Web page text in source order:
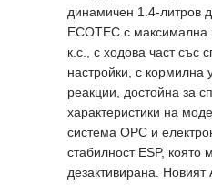
динамичен 1.4-литров
ECOTEC с
к.с., с ходова част със
настройки, с кормилна
реакции, достойна за
характеристики на
система OPC и
стабилност ESP, която
дезактивирана. Новият